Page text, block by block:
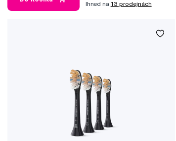
Ihned na 13 prodejnách